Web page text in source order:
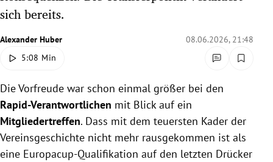
Untermenü
sich bereits.
Alexander Huber
08.06.2026, 21:48
5:08 Min
Die Vorfreude war schon einmal größer bei den
Rapid-Verantwortlichen mit Blick auf ein
Mitgliedertreffen. Dass mit dem teuersten Kader der
Vereinsgeschichte nicht mehr rausgekommen ist als
eine Europacup-Qualifikation auf den letzten Drücker